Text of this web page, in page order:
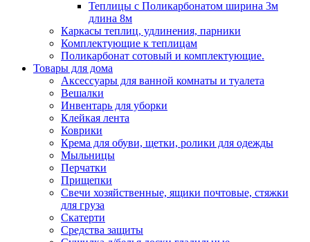
Теплицы с Поликарбонатом ширина 3м
длина 8м
Каркасы теплиц, удлинения, парники
Комплектующие к теплицам
Поликарбонат сотовый и комплектующие.
Товары для дома
Аксессуары для ванной комнаты и туалета
Вешалки
Инвентарь для уборки
Клейкая лента
Коврики
Крема для обуви, щетки, ролики для одежды
Мыльницы
Перчатки
Прищепки
Свечи хозяйственные, ящики почтовые, стяжки
для груза
Скатерти
Средства защиты